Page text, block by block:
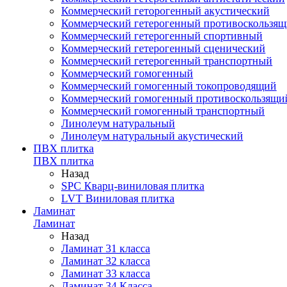
Коммерческий геторогенный акустический
Коммерческий гетерогенный
Коммерческий гетерогенный спортивный
Коммерческий гетерогенный сценический
Коммерческий гетерогенный транспортный
Коммерческий гомогенный
Коммерческий гомогенный токопроводящий
Коммерческий гомогенный
Коммерческий гомогенный транспортный
Линолеум натуральный
Линолеум натуральный акустический
ПВХ плитка
ПВХ плитка
Назад
SPC Кварц-виниловая плитка
LVT Виниловая плитка
Ламинат
Ламинат
Назад
Ламинат 31 класса
Ламинат 32 класса
Ламинат 33 класса